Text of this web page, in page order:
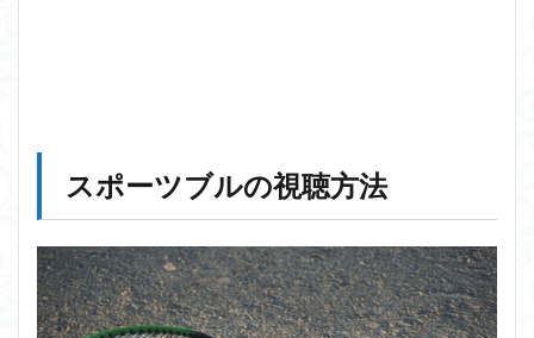
スポーツブルの視聴方法